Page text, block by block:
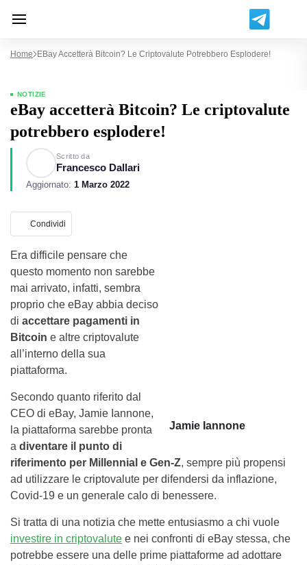
Home EBay Accetterà Bitcoin? Le Criptovalute Potrebbero Esplodere!
NOTIZIE
eBay accetterà Bitcoin? Le criptovalute
potrebbero esplodere!
Scritto da
Francesco Dallari
Aggiornato: 1 Marzo 2022
Condividi
Jamie Iannone
Era difficile pensare che
questo momento non sarebbe
mai arrivato, infatti, sembra
proprio che eBay abbia deciso
di accettare pagamenti in
Bitcoin e altre criptovalute
all’interno della sua
piattaforma.
Secondo quanto riferito dal
CEO di eBay, Jamie Iannone,
la piattaforma sarebbe pronta
a diventare il punto di
riferimento per Millennial e Gen-Z, sempre più propensi
ad utilizzare le criptovalute per difendersi da inflazione,
Covid-19 e un generale calo di benessere.
Si tratta di una notizia che mette entusiasmo a chi vuole
investire in criptovalute e nei confronti di eBay stessa, che
potrebbe essere una delle prime piattaforme ad adottare